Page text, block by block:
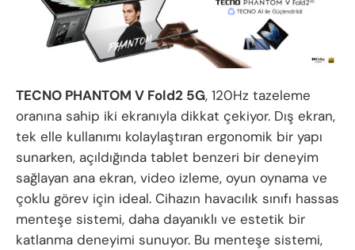
TECNO PHANTOM V Fold2 5G, 120Hz tazeleme
oranına sahip iki ekranıyla dikkat çekiyor. Dış ekran,
tek elle kullanımı kolaylaştıran ergonomik bir yapı
sunarken, açıldığında tablet benzeri bir deneyim
sağlayan ana ekran, video izleme, oyun oynama ve
çoklu görev için ideal. Cihazın havacılık sınıfı hassas
menteşe sistemi, daha dayanıklı ve estetik bir
katlanma deneyimi sunuyor. Bu menteşe sistemi,